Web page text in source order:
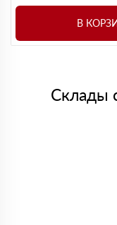
В
Склады